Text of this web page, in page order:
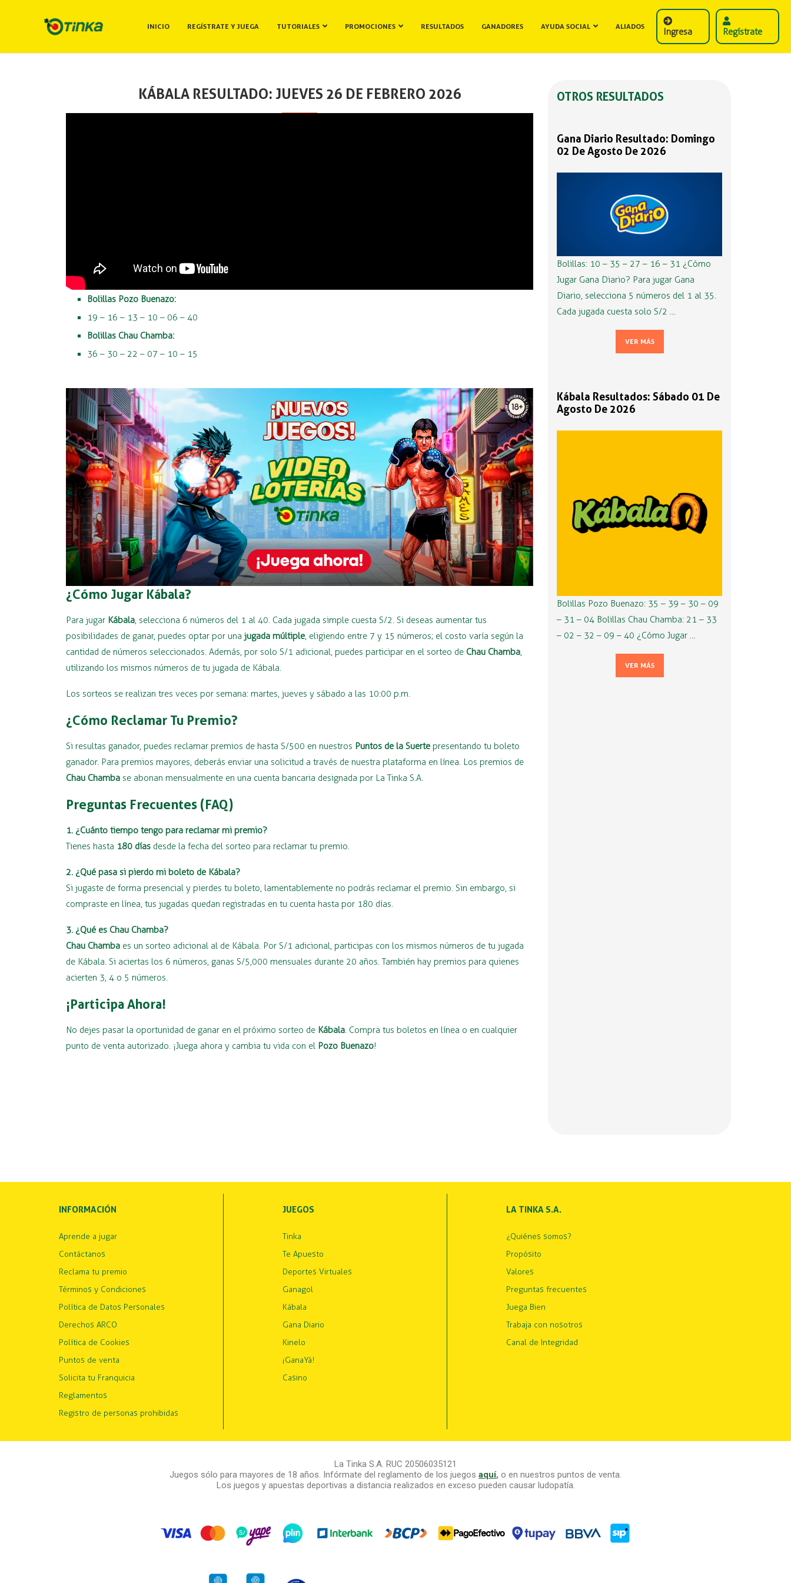
INICIO REGÍSTRATE Y JUEGA TUTORIALES PROMOCIONES RESULTADOS GANADORES AYUDA SOCIAL ALIADOS Ingresa Regístrate
KÁBALA RESULTADO: JUEVES 26 DE FEBRERO 2026
Bolillas Pozo Buenazo:
19 – 16 – 13 – 10 – 06 – 40
Bolillas Chau Chamba:
36 – 30 – 22 – 07 – 10 – 15
¿Cómo Jugar Kábala?
Para jugar Kábala, selecciona 6 números del 1 al 40. Cada jugada simple cuesta S/2. Si deseas aumentar tus
posibilidades de ganar, puedes optar por una jugada múltiple, eligiendo entre 7 y 15 números; el costo varía según la
cantidad de números seleccionados. Además, por solo S/1 adicional, puedes participar en el sorteo de Chau Chamba,
utilizando los mismos números de tu jugada de Kábala.
Los sorteos se realizan tres veces por semana: martes, jueves y sábado a las 10:00 p.m.
¿Cómo Reclamar Tu Premio?
Si resultas ganador, puedes reclamar premios de hasta S/500 en nuestros Puntos de la Suerte presentando tu boleto
ganador. Para premios mayores, deberás enviar una solicitud a través de nuestra plataforma en línea. Los premios de
Chau Chamba se abonan mensualmente en una cuenta bancaria designada por La Tinka S.A.
Preguntas Frecuentes (FAQ)
1. ¿Cuánto tiempo tengo para reclamar mi premio?
Tienes hasta 180 días desde la fecha del sorteo para reclamar tu premio.
2. ¿Qué pasa si pierdo mi boleto de Kábala?
Si jugaste de forma presencial y pierdes tu boleto, lamentablemente no podrás reclamar el premio. Sin embargo, si
compraste en línea, tus jugadas quedan registradas en tu cuenta hasta por 180 días.
3. ¿Qué es Chau Chamba?
Chau Chamba es un sorteo adicional al de Kábala. Por S/1 adicional, participas con los mismos números de tu jugada
de Kábala. Si aciertas los 6 números, ganas S/5,000 mensuales durante 20 años. También hay premios para quienes
acierten 3, 4 o 5 números.
¡Participa Ahora!
No dejes pasar la oportunidad de ganar en el próximo sorteo de Kábala. Compra tus boletos en línea o en cualquier
punto de venta autorizado. ¡Juega ahora y cambia tu vida con el Pozo Buenazo!
OTROS RESULTADOS
Gana Diario Resultado: Domingo
02 De Agosto De 2026
Bolillas: 10 – 35 – 27 – 16 – 31 ¿Cómo
Jugar Gana Diario? Para jugar Gana
Diario, selecciona 5 números del 1 al 35.
Cada jugada cuesta solo S/2 …
VER MÁS
Kábala Resultados: Sábado 01 De
Agosto De 2026
Bolillas Pozo Buenazo: 35 – 39 – 30 – 09
– 31 – 04 Bolillas Chau Chamba: 21 – 33
– 02 – 32 – 09 – 40 ¿Cómo Jugar …
VER MÁS
INFORMACIÓN
Aprende a jugar
Contáctanos
Reclama tu premio
Términos y Condiciones
Política de Datos Personales
Derechos ARCO
Política de Cookies
Puntos de venta
Solicita tu Franquicia
Reglamentos
Registro de personas prohibidas
JUEGOS
Tinka
Te Apuesto
Deportes Virtuales
Ganagol
Kábala
Gana Diario
Kinelo
¡GanaYá!
Casino
LA TINKA S.A.
¿Quiénes somos?
Propósito
Valores
Preguntas frecuentes
Juega Bien
Trabaja con nosotros
Canal de Integridad
La Tinka S.A. RUC 20506035121
Juegos sólo para mayores de 18 años. Infórmate del reglamento de los juegos aquí, o en nuestros puntos de venta.
Los juegos y apuestas deportivas a distancia realizados en exceso pueden causar ludopatía.